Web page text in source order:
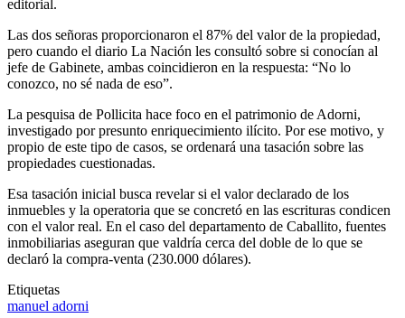
editorial.
Las dos señoras proporcionaron el 87% del valor de la propiedad,
pero cuando el diario La Nación les consultó sobre si conocían al
jefe de Gabinete, ambas coincidieron en la respuesta: “No lo
conozco, no sé nada de eso”.
La pesquisa de Pollicita hace foco en el patrimonio de Adorni,
investigado por presunto enriquecimiento ilícito. Por ese motivo, y
propio de este tipo de casos, se ordenará una tasación sobre las
propiedades cuestionadas.
Esa tasación inicial busca revelar si el valor declarado de los
inmuebles y la operatoria que se concretó en las escrituras condicen
con el valor real. En el caso del departamento de Caballito, fuentes
inmobiliarias aseguran que valdría cerca del doble de lo que se
declaró la compra-venta (230.000 dólares).
Etiquetas
manuel adorni